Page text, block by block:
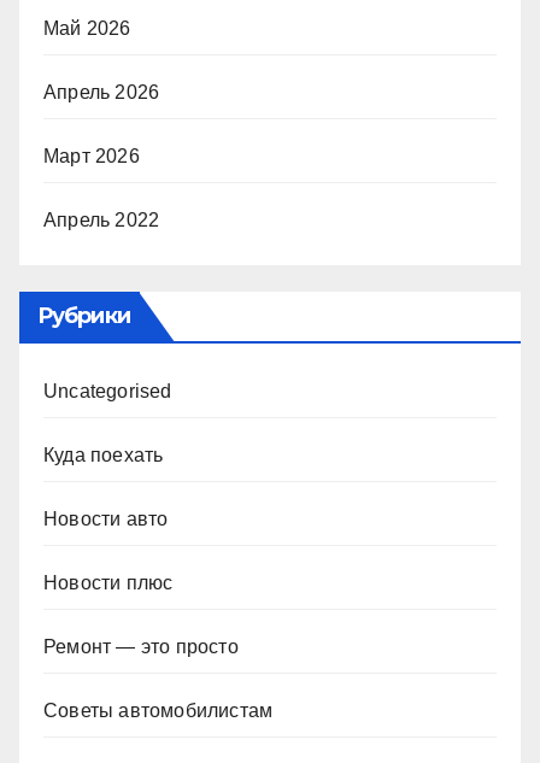
Май 2026
Апрель 2026
Март 2026
Апрель 2022
Рубрики
Uncategorised
Куда поехать
Новости авто
Новости плюс
Ремонт — это просто
Советы автомобилистам